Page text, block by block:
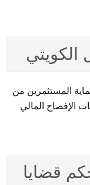
الكويتي
المستثمرين من
الإفصاح المالي
قضايا